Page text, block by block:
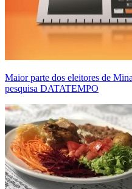
Maior parte dos eleitores de
pesquisa DATATEMPO